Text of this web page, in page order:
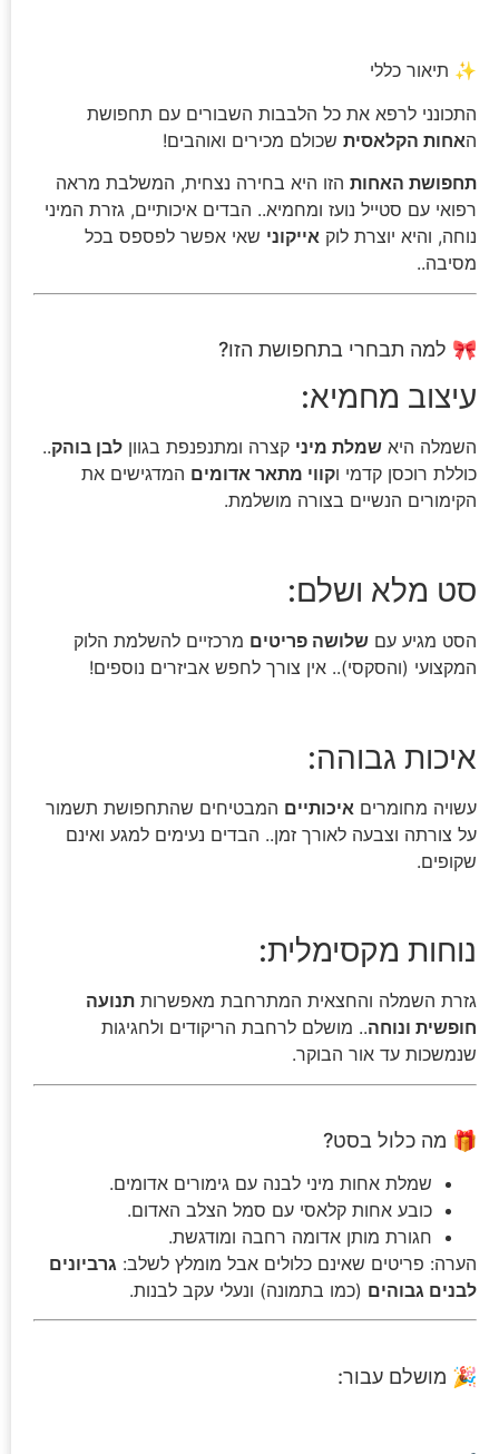
✨ תיאור כללי
התכונני לרפא את כל הלבבות השבורים עם תחפושת
האחות הקלאסית שכולם מכירים ואוהבים!
תחפושת האחות הזו היא בחירה נצחית, המשלבת מראה
רפואי עם סטייל נועז ומחמיא.. הבדים איכותיים, גזרת המיני
נוחה, והיא יוצרת לוק אייקוני שאי אפשר לפספס בכל
מסיבה..
🎀 למה תבחרי בתחפושת הזו?
עיצוב מחמיא:
השמלה היא שמלת מיני קצרה ומתנפנפת בגוון לבן בוהק..
כוללת רוכסן קדמי וקווי מתאר אדומים המדגישים את
הקימורים הנשיים בצורה מושלמת.
סט מלא ושלם:
הסט מגיע עם שלושה פריטים מרכזיים להשלמת הלוק
המקצועי (והסקסי).. אין צורך לחפש אביזרים נוספים!
איכות גבוהה:
עשויה מחומרים איכותיים המבטיחים שהתחפושת תשמור
על צורתה וצבעה לאורך זמן.. הבדים נעימים למגע ואינם
שקופים.
נוחות מקסימלית:
גזרת השמלה והחצאית המתרחבת מאפשרות תנועה
חופשית ונוחה.. מושלם לרחבת הריקודים ולחגיגות
שנמשכות עד אור הבוקר.
🎁 מה כלול בסט?
שמלת אחות מיני לבנה עם גימורים אדומים.
כובע אחות קלאסי עם סמל הצלב האדום.
חגורת מותן אדומה רחבה ומודגשת.
הערה: פריטים שאינם כלולים אבל מומלץ לשלב: גרביונים
לבנים גבוהים (כמו בתמונה) ונעלי עקב לבנות.
🎉 מושלם עבור: